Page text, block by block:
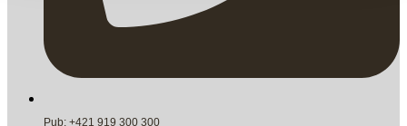
Pub: +421 919 300 300